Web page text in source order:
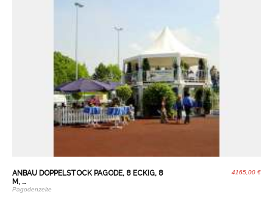
4165,00 €
ANBAU DOPPELSTOCK PAGODE, 8 ECKIG, 8
M, …
Pagodenzelte